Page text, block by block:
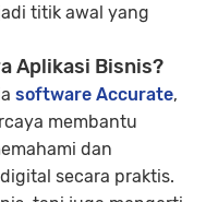
titik awal yang
Aplikasi Bisnis?
software Accurate,
membantu
dan
secara praktis.